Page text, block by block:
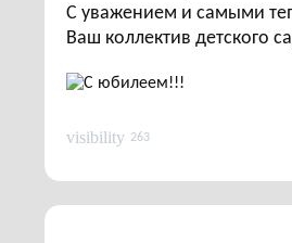
С уважением и самыми
Ваш коллектив детского
visibility 263